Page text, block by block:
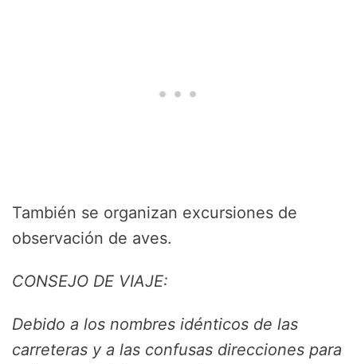
También se organizan excursiones de
observación de aves.
CONSEJO DE VIAJE:
Debido a los nombres idénticos de las
carreteras y a las confusas direcciones para